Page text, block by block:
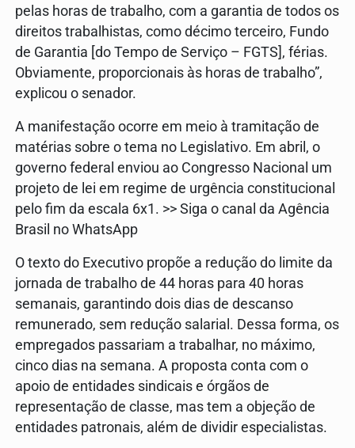
pelas horas de trabalho, com a garantia de todos os
direitos trabalhistas, como décimo terceiro, Fundo
de Garantia [do Tempo de Serviço – FGTS], férias.
Obviamente, proporcionais às horas de trabalho”,
explicou o senador.
A manifestação ocorre em meio à tramitação de
matérias sobre o tema no Legislativo. Em abril, o
governo federal enviou ao Congresso Nacional um
projeto de lei em regime de urgência constitucional
pelo fim da escala 6x1. >> Siga o canal da Agência
Brasil no WhatsApp
O texto do Executivo propõe a redução do limite da
jornada de trabalho de 44 horas para 40 horas
semanais, garantindo dois dias de descanso
remunerado, sem redução salarial. Dessa forma, os
empregados passariam a trabalhar, no máximo,
cinco dias na semana. A proposta conta com o
apoio de entidades sindicais e órgãos de
representação de classe, mas tem a objeção de
entidades patronais, além de dividir especialistas.